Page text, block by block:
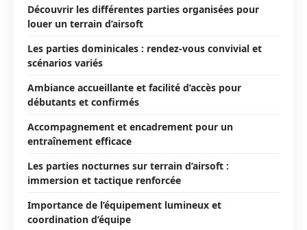
Découvrir les différentes parties organisées pour
louer un terrain d’airsoft
Les parties dominicales : rendez-vous convivial et
scénarios variés
Ambiance accueillante et facilité d’accès pour
débutants et confirmés
Accompagnement et encadrement pour un
entraînement efficace
Les parties nocturnes sur terrain d’airsoft :
immersion et tactique renforcée
Importance de l’équipement lumineux et
coordination d’équipe